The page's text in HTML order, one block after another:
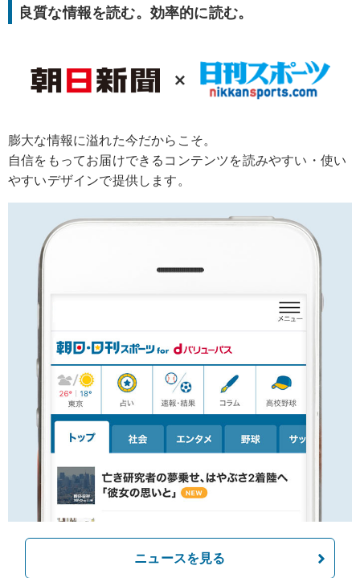
良質な情報を読む。効率的に読む。
膨大な情報に溢れた今だからこそ。
自信をもってお届けできるコンテンツを読みやすい・使い
やすいデザインで提供します。
ニュースを見る